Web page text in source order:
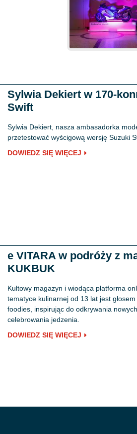
Sylwia Dekiert w 170-
Swift
Sylwia Dekiert, nasza ambasadorka
przetestować wyścigową wersję Suzuki
DOWIEDZ SIĘ WIĘCEJ
e VITARA w podróży z
KUKBUK
Kultowy magazyn i wiodąca platforma
tematyce kulinarnej od 13 lat jest
foodies, inspirując do odkrywania
celebrowania jedzenia.
DOWIEDZ SIĘ WIĘCEJ